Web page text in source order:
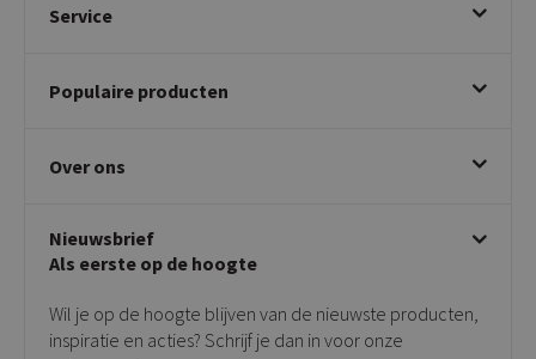
Service
Betalen & annuleren
Klachtafhandeling
Privacy policy
Populaire producten
Draaibare eetkamerstoelen
Taupe stoelen
Tuinstoelen
Bijzettafels
Over ons
Showroom
Contact
Onderhoudsproducten
Vloerbescherming
Nieuwsbrief
Als eerste op de hoogte
Wil je op de hoogte blijven van de nieuwste producten,
inspiratie en acties? Schrijf je dan in voor onze